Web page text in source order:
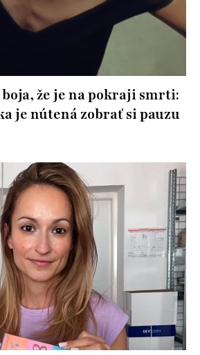
boja, že je na pokraji smrti:
je nútená zobrať si pauzu